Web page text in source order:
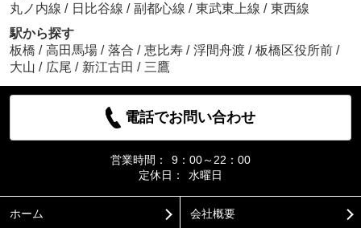
丸ノ内線 / 日比谷線 / 副都心線 / 東武東上線 / 東西線
駅から探す
板橋 / 高田馬場 / 落合 / 恵比寿 / 浮間舟渡 / 板橋区役所前 /
大山 / 広尾 / 新江古田 / 三鷹
電話でお問い合わせ
営業時間：
9：00～22：00
定休日：
水曜日
ホーム 会社概要